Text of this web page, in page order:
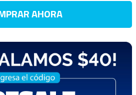
AHORA